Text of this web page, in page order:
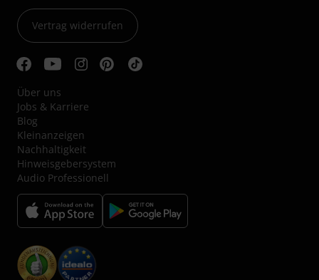
Vertrag widerrufen
Über uns
Jobs & Karriere
Blog
Kleinanzeigen
Nachhaltigkeit
Hinweisgebersystem
Audio Professionell